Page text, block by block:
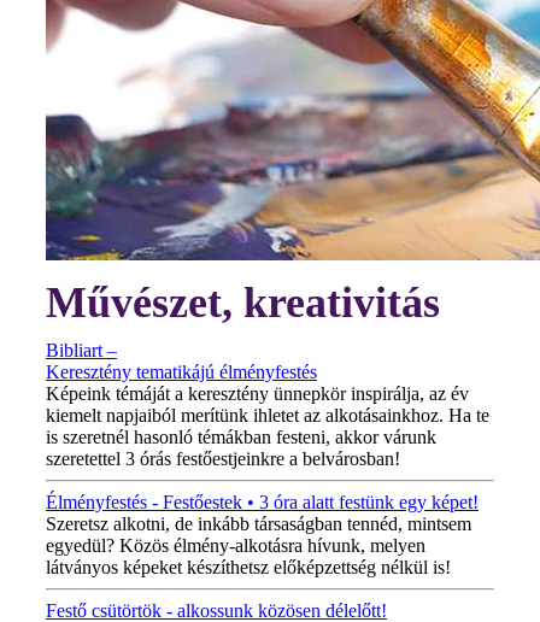
Művészet, kreativitás
Bibliart –
Keresztény tematikájú élményfestés
Képeink témáját a keresztény ünnepkör inspirálja, az év
kiemelt napjaiból merítünk ihletet az alkotásainkhoz. Ha te
is szeretnél hasonló témákban festeni, akkor várunk
szeretettel 3 órás festőestjeinkre a belvárosban!
Élményfestés - Festőestek • 3 óra alatt festünk egy képet!
Szeretsz alkotni, de inkább társaságban tennéd, mintsem
egyedül? Közös élmény-alkotásra hívunk, melyen
látványos képeket készíthetsz előképzettség nélkül is!
Festő csütörtök - alkossunk közösen délelőtt!